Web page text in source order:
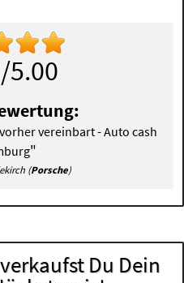
/5.00
vereinbart - Auto cash
"
(Porsche)
verkaufst Du Dein